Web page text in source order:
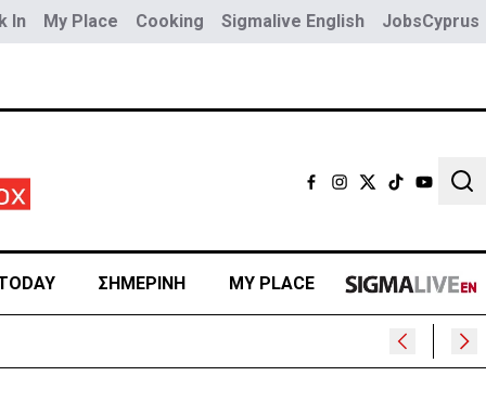
In My Place Cooking Sigmalive English JobsCyprus
ΣΗΜΕΡΙΝΗ MY PLACE